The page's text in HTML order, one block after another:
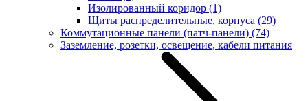
Изолированный коридор (1)
Щиты распределительные, корпуса (29)
Коммутационные панели (патч-панели) (74)
Заземление, розетки, освещение, кабели питания